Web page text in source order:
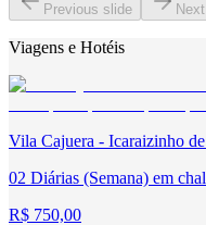
Previous slide
Viagens e Hotéis
Vila Cajuera - Icaraizinho
02 Diárias (Semana) em
R$ 750,00